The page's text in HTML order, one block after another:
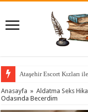
Ataşehir Escort Kızları
Anasayfa » Aldatma Seks
Odasında Becerdim